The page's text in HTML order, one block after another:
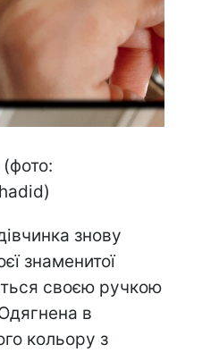
знову
знаменитої
своєю ручкою
в
кольору з